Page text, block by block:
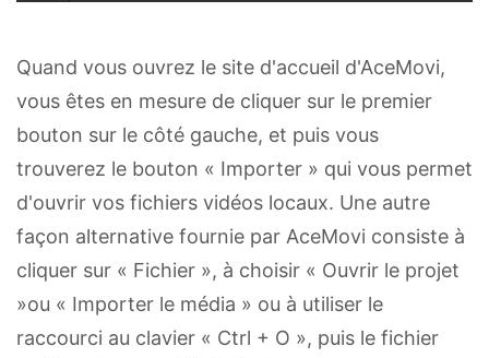
Quand vous ouvrez le site d'accueil d'AceMovi,
vous êtes en mesure de cliquer sur le premier
bouton sur le côté gauche, et puis vous
trouverez le bouton « Importer » qui vous permet
d'ouvrir vos fichiers vidéos locaux. Une autre
façon alternative fournie par AceMovi consiste à
cliquer sur « Fichier », à choisir « Ouvrir le projet
»ou « Importer le média » ou à utiliser le
raccourci au clavier « Ctrl + O », puis le fichier